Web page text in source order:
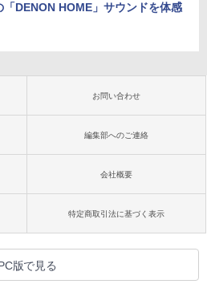
「DENON HOME」サウンドを体感
お問い合わせ
編集部へのご連絡
会社概要
特定商取引法に基づく表示
版で見る